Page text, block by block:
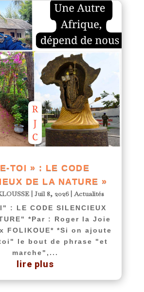
TOI » : LE CODE
DE LA NATURE »
| Juil 8, 2026|Actualités
: LE CODE SILENCIEUX
*Par : Roger la Joie
FOLIKOUE* *Si on ajoute
le bout de phrase "et
marche",...
lire plus